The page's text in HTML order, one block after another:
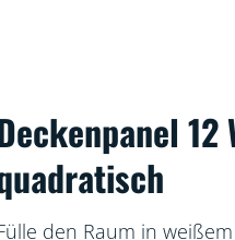
12
den Raum in